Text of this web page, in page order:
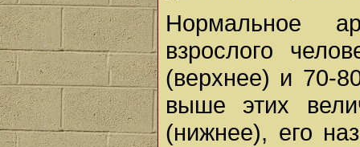
Нормальное
взрослого
(верхнее) и 70-
выше этих
(нижнее), его